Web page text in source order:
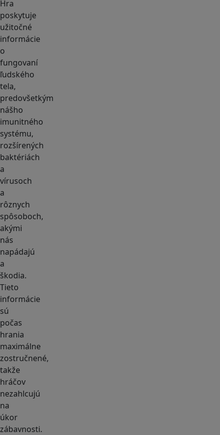
Hra
poskytuje
užitočné
informácie
o
fungovaní
ľudského
tela,
predovšetkým
nášho
imunitného
systému,
rozšírených
baktériách
a
vírusoch
a
rôznych
spôsoboch,
akými
nás
napádajú
a
škodia.
Tieto
informácie
sú
počas
hrania
maximálne
zostručnené,
takže
hráčov
nezahlcujú
na
úkor
zábavnosti.